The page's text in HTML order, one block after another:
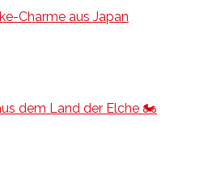
Charme aus Japan
dem Land der Elche 🏍️